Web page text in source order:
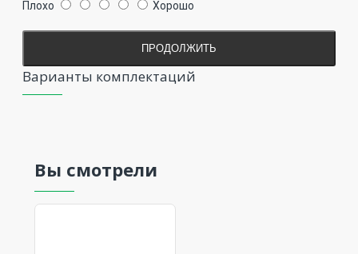
Плохо Хорошо
ПРОДОЛЖИТЬ
Варианты комплектаций
Вы смотрели